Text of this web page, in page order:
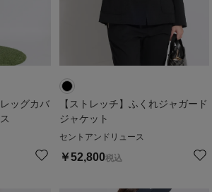
ッグカバ
【ストレッチ】ふくれジャガード
ジャケット
セントアンドリュース
￥52,800税込